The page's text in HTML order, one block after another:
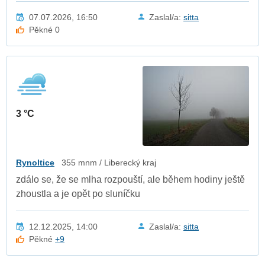
07.07.2026, 16:50 Zaslal/a: sitta
Pěkné 0
3 °C
Rynoltice 355 mnm / Liberecký kraj
zdálo se, že se mlha rozpouští, ale během hodiny ještě
zhoustla a je opět po sluníčku
12.12.2025, 14:00 Zaslal/a: sitta
Pěkné+9